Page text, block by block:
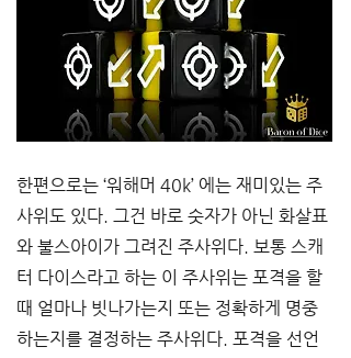
한편으로는 ‘워해머 40k’ 에는 재미있는 주
사위도 있다. 그건 바로 숫자가 아닌 화살표
와 불스아이가 그려진 주사위다. 보통 스캐
터 다이스라고 하는 이 주사위는 포격을 할
때 얼마나 빗나가는지 또는 정확하게 명중
하는지를 결정하는 주사위다. 포격을 선언